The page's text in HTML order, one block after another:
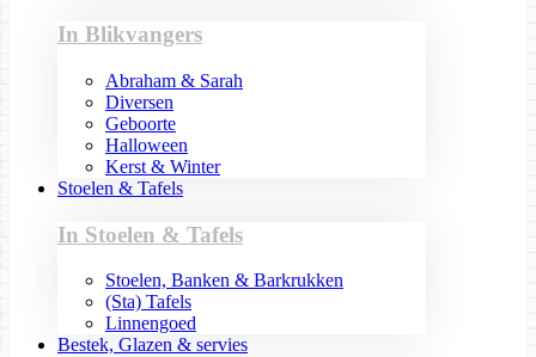
In Blikvangers
Abraham & Sarah
Diversen
Geboorte
Halloween
Kerst & Winter
Stoelen & Tafels
In Stoelen & Tafels
Stoelen, Banken & Barkrukken
(Sta) Tafels
Linnengoed
Bestek, Glazen & servies